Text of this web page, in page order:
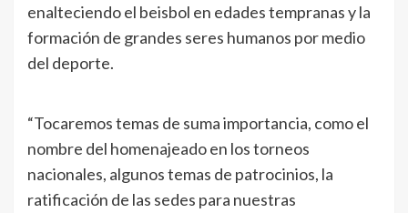
enalteciendo el beisbol en edades tempranas y la
formación de grandes seres humanos por medio
del deporte.
“Tocaremos temas de suma importancia, como el
nombre del homenajeado en los torneos
nacionales, algunos temas de patrocinios, la
ratificación de las sedes para nuestras